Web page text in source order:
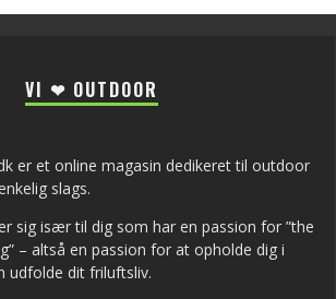
VI ❤ OUTDOOR
er et online magasin dedikeret til outdoor
slags.
sig især til dig som har en passion for ”the
– altså en passion for at opholde dig i
udfolde dit friluftsliv.